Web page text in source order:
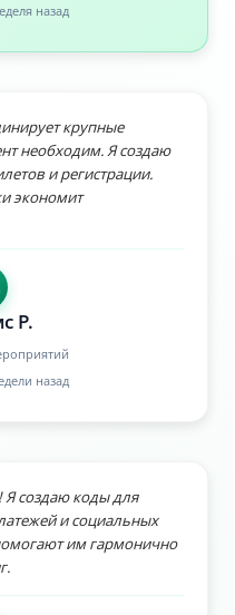
назад
крупные
необходим. Я создаю
и регистрации.
экономит
Р.
назад
Я создаю коды для
и социальных
им гармонично